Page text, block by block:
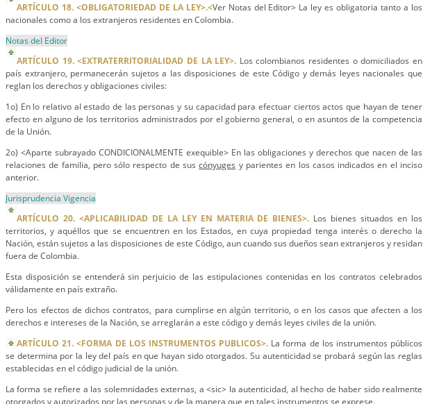
ARTÍCULO 18. <OBLIGATORIEDAD DE LA LEY>.<Ver Notas del Editor> La ley es obligatoria tanto a los
nacionales como a los extranjeros residentes en Colombia.
Notas del Editor
ARTÍCULO 19. <EXTRATERRITORIALIDAD DE LA LEY>. Los colombianos residentes o domiciliados en
país extranjero, permanecerán sujetos a las disposiciones de este Código y demás leyes nacionales que
reglan los derechos y obligaciones civiles:
1o) En lo relativo al estado de las personas y su capacidad para efectuar ciertos actos que hayan de tener
efecto en alguno de los territorios administrados por el gobierno general, o en asuntos de la competencia
de la Unión.
2o) <Aparte subrayado CONDICIONALMENTE exequible> En las obligaciones y derechos que nacen de las
relaciones de familia, pero sólo respecto de suscónyuges y parientes en los casos indicados en el inciso
anterior.
Jurisprudencia Vigencia
ARTÍCULO 20. <APLICABILIDAD DE LA LEY EN MATERIA DE BIENES>. Los bienes situados en los
territorios, y aquéllos que se encuentren en los Estados, en cuya propiedad tenga interés o derecho la
Nación, están sujetos a las disposiciones de este Código, aun cuando sus dueños sean extranjeros y residan
fuera de Colombia.
Esta disposición se entenderá sin perjuicio de las estipulaciones contenidas en los contratos celebrados
válidamente en país extraño.
Pero los efectos de dichos contratos, para cumplirse en algún territorio, o en los casos que afecten a los
derechos e intereses de la Nación, se arreglarán a este código y demás leyes civiles de la unión.
ARTÍCULO 21. <FORMA DE LOS INSTRUMENTOS PUBLICOS>. La forma de los instrumentos públicos
se determina por la ley del país en que hayan sido otorgados. Su autenticidad se probará según las reglas
establecidas en el código judicial de la unión.
La forma se refiere a las solemnidades externas, a <sic> la autenticidad, al hecho de haber sido realmente
otorgados y autorizados por las personas y de la manera que en tales instrumentos se exprese.